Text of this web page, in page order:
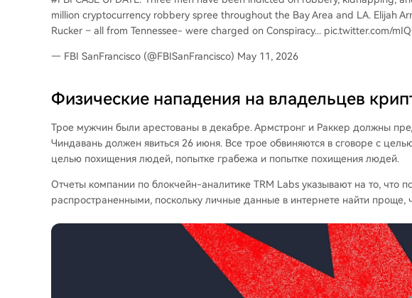
million cryptocurrency robbery spree throughout the Bay Area and LA. Elijah
Rucker – all from Tennessee- were charged on Conspiracy... pic.twitter.com/
— FBI SanFrancisco (@FBISanFrancisco) May 11, 2026
Физические нападения на владельцев
Трое мужчин были арестованы в декабре. Армстронг и Раккер должны
Чиндавань должен явиться 26 июня. Все трое обвиняются в сговоре с
целью похищения людей, попытке грабежа и попытке похищения людей.
Отчеты компании по блокчейн-аналитике TRM Labs указывают на то, что
распространенными, поскольку личные данные в интернете найти проще,